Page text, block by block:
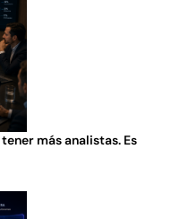
más analistas. Es